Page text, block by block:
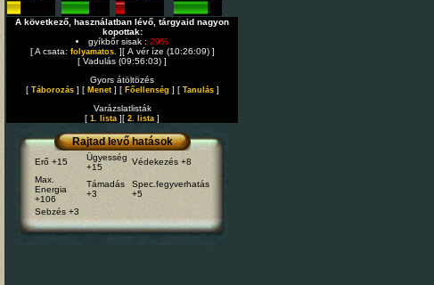
A következő, használatban lévő, tárgyaid nagyon
kopottak:
gyíkbőr sisak : 29%
[ A csata: folyamatos. ][ A vér íze (10:26:09) ]
[ Vadulás (09:56:03) ]
Gyors átöltözés
[ Táborozás] [ Menet] [ Főellenség ] [ Tanulás]
Varázslatlisták
[ 1. lista ][ 2. lista ]
Rajtad levő hatások
Erő +15
Ügyesség
+15
Védekezés +8
Max.
Energia
+106
Támadás
+3
Spec.fegyverhatás
+5
Sebzés +3